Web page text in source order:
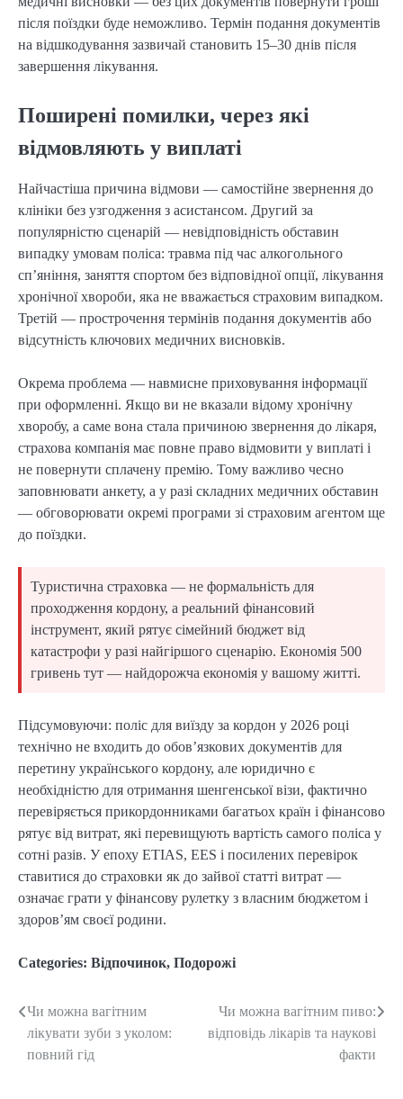
після поїздки буде неможливо. Термін подання документів
на відшкодування зазвичай становить 15–30 днів після
завершення лікування.
Поширені помилки, через які
відмовляють у виплаті
Найчастіша причина відмови — самостійне звернення до
клініки без узгодження з асистансом. Другий за
популярністю сценарій — невідповідність обставин
випадку умовам поліса: травма під час алкогольного
сп’яніння, заняття спортом без відповідної опції, лікування
хронічної хвороби, яка не вважається страховим випадком.
Третій — прострочення термінів подання документів або
відсутність ключових медичних висновків.
Окрема проблема — навмисне приховування інформації
при оформленні. Якщо ви не вказали відому хронічну
хворобу, а саме вона стала причиною звернення до лікаря,
страхова компанія має повне право відмовити у виплаті і
не повернути сплачену премію. Тому важливо чесно
заповнювати анкету, а у разі складних медичних обставин
— обговорювати окремі програми зі страховим агентом ще
до поїздки.
Туристична страховка — не формальність для
проходження кордону, а реальний фінансовий
інструмент, який рятує сімейний бюджет від
катастрофи у разі найгіршого сценарію. Економія 500
гривень тут — найдорожча економія у вашому житті.
Підсумовуючи: поліс для виїзду за кордон у 2026 році
технічно не входить до обов’язкових документів для
перетину українського кордону, але юридично є
необхідністю для отримання шенгенської візи, фактично
перевіряється прикордонниками багатьох країн і фінансово
рятує від витрат, які перевищують вартість самого поліса у
сотні разів. У епоху ETIAS, EES і посилених перевірок
ставитися до страховки як до зайвої статті витрат —
означає грати у фінансову рулетку з власним бюджетом і
здоров’ям своєї родини.
Categories: Відпочинок, Подорожі
Post
navigation
Чи можна вагітним
лікувати зуби з уколом:
повний гід
Чи можна вагітним пиво:
відповідь лікарів та наукові
факти